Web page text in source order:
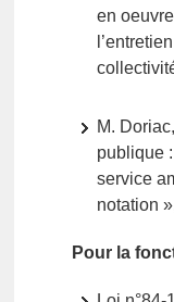
en
M.
publique
service
notation
Pour la